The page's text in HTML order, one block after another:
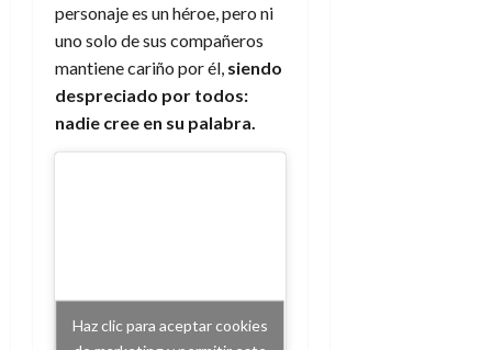
personaje es un héroe, pero ni
uno solo de sus compañeros
mantiene cariño por él, siendo
despreciado por todos:
nadie cree en su palabra.
Haz clic para aceptar cookies